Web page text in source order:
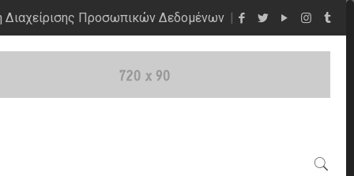
Διαχείρισης Προσωπικών Δεδομένων